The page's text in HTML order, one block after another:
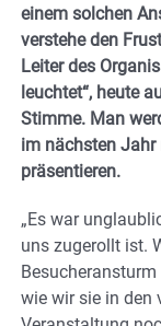
einem solchen
verstehe den
Leiter des
leuchtet“, heute
Stimme. Man
im nächsten Jahr
präsentieren.
„Es war
uns zugerollt ist.
wie wir sie in den